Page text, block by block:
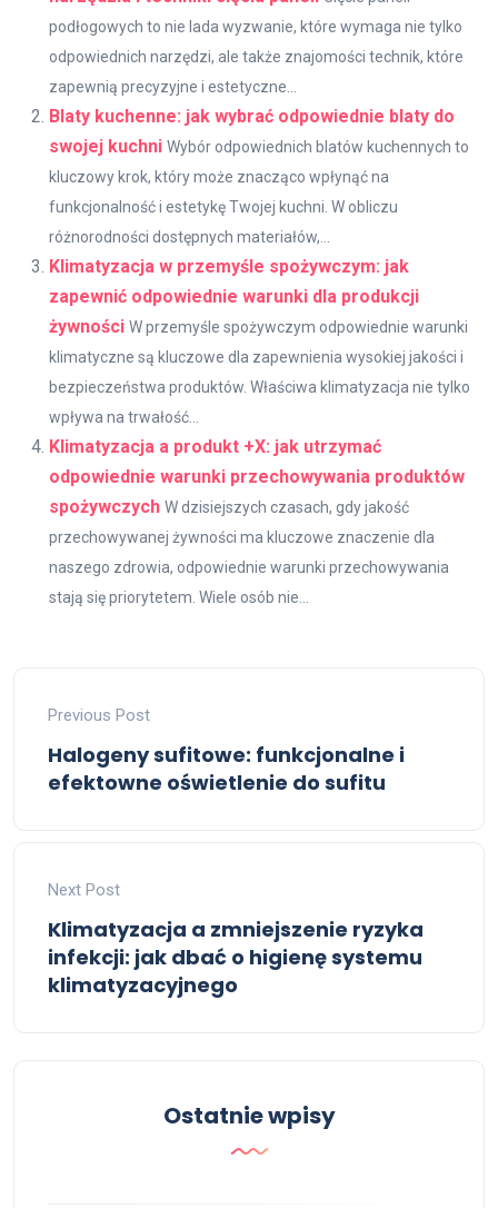
podłogowych to nie lada wyzwanie, które wymaga nie tylko
odpowiednich narzędzi, ale także znajomości technik, które
zapewnią precyzyjne i estetyczne...
Blaty kuchenne: jak wybrać odpowiednie blaty do
swojej kuchni Wybór odpowiednich blatów kuchennych to
kluczowy krok, który może znacząco wpłynąć na
funkcjonalność i estetykę Twojej kuchni. W obliczu
różnorodności dostępnych materiałów,...
Klimatyzacja w przemyśle spożywczym: jak
zapewnić odpowiednie warunki dla produkcji
żywności W przemyśle spożywczym odpowiednie warunki
klimatyczne są kluczowe dla zapewnienia wysokiej jakości i
bezpieczeństwa produktów. Właściwa klimatyzacja nie tylko
wpływa na trwałość...
Klimatyzacja a produkt +X: jak utrzymać
odpowiednie warunki przechowywania produktów
spożywczych W dzisiejszych czasach, gdy jakość
przechowywanej żywności ma kluczowe znaczenie dla
naszego zdrowia, odpowiednie warunki przechowywania
stają się priorytetem. Wiele osób nie...
Previous Post
Halogeny sufitowe: funkcjonalne i
efektowne oświetlenie do sufitu
Next Post
Klimatyzacja a zmniejszenie ryzyka
infekcji: jak dbać o higienę systemu
klimatyzacyjnego
Ostatnie wpisy